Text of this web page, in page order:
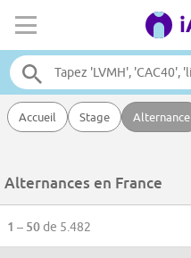
Accueil Stage Alternance
Alternances en France
1 – 50de 5.482